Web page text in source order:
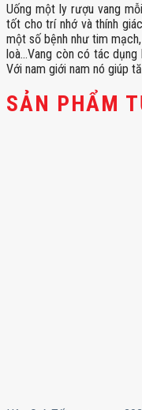
Uống một ly rượu vang
tốt cho trí nhớ và thính
một số bệnh như tim
loà…Vang còn có tác dụng
Với nam giới nam nó giúp
SẢN PHẨM